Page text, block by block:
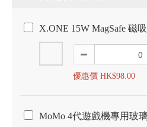
X.ONE 15W MagSafe 磁
優惠價 HK$98.00
MoMo 4代遊戲機專用玻